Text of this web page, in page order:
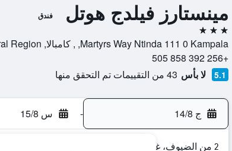
مينستارز فيلدج هوتل فندق
3 نجوم
Martyrs Way Ntinda 111 0 Kampala, , كامبالا, Central Region, أوغندا
+256 392 858 505
5.1 لا بأس 43 من التقييمات تم التحقق منها
ج 14/8 - س 15/8
2 من الضيوف، غرفة واحدة